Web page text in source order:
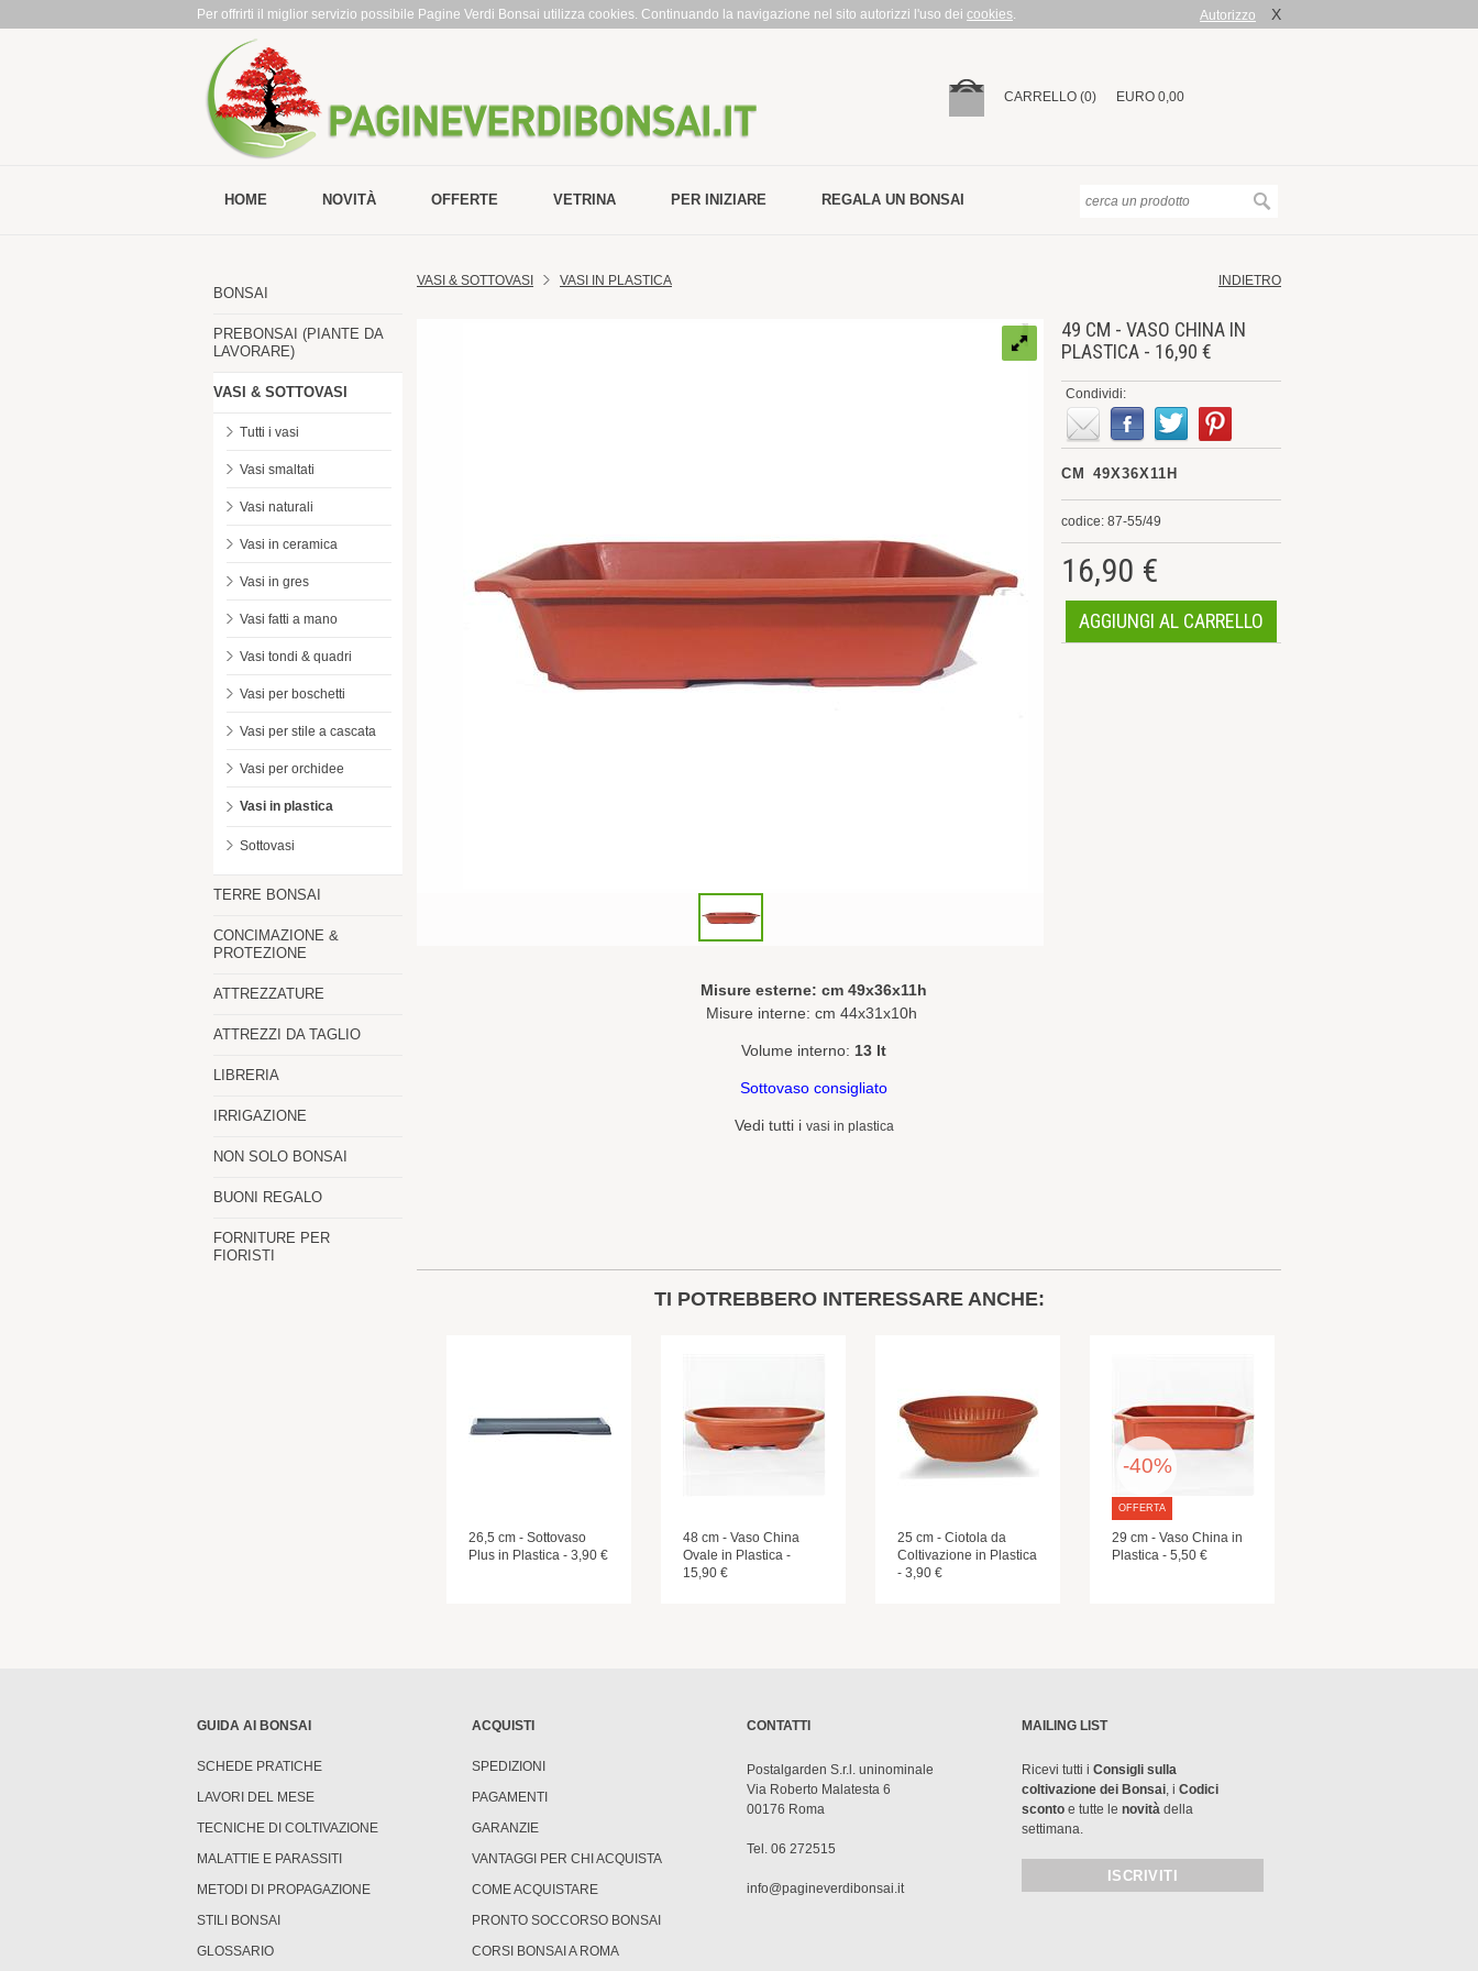
Per offrirti il miglior servizio possibile Pagine Verdi Bonsai utilizza cookies. Continuando la navigazione nel sito autorizzi l'uso dei cookies. Autorizzo X
CARRELLO (0) EURO 0,00
HOME NOVITÀ OFFERTE VETRINA PER INIZIARE REGALA UN BONSAI
BONSAI
PREBONSAI (PIANTE DA
LAVORARE)
VASI & SOTTOVASI
Tutti i vasi
Vasi smaltati
Vasi naturali
Vasi in ceramica
Vasi in gres
Vasi fatti a mano
Vasi tondi & quadri
Vasi per boschetti
Vasi per stile a cascata
Vasi per orchidee
Vasi in plastica
Sottovasi
TERRE BONSAI
CONCIMAZIONE &
PROTEZIONE
ATTREZZATURE
ATTREZZI DA TAGLIO
LIBRERIA
IRRIGAZIONE
NON SOLO BONSAI
BUONI REGALO
FORNITURE PER
FIORISTI
VASI & SOTTOVASI VASI IN PLASTICA INDIETRO
Misure esterne: cm 49x36x11h
Misure interne: cm 44x31x10h
Volume interno: 13 lt
Sottovaso consigliato
Vedi tutti i vasi in plastica
49 CM - VASO CHINA IN
PLASTICA - 16,90 €
Condividi:
CM 49X36X11H
codice: 87-55/49
16,90 €
AGGIUNGI AL CARRELLO
TI POTREBBERO INTERESSARE ANCHE:
26,5 cm - Sottovaso
Plus in Plastica - 3,90 €
48 cm - Vaso China
Ovale in Plastica -
15,90 €
25 cm - Ciotola da
Coltivazione in Plastica
- 3,90 €
OFFERTA
-40%
29 cm - Vaso China in
Plastica - 5,50 €
GUIDA AI BONSAI
SCHEDE PRATICHE
LAVORI DEL MESE
TECNICHE DI COLTIVAZIONE
MALATTIE E PARASSITI
METODI DI PROPAGAZIONE
STILI BONSAI
GLOSSARIO
ACQUISTI
SPEDIZIONI
PAGAMENTI
GARANZIE
VANTAGGI PER CHI ACQUISTA
COME ACQUISTARE
PRONTO SOCCORSO BONSAI
CORSI BONSAI A ROMA
CONTATTI
Postalgarden S.r.l. uninominale
Via Roberto Malatesta 6
00176 Roma
Tel. 06 272515
info@pagineverdibonsai.it
MAILING LIST
Ricevi tutti i Consigli sulla
coltivazione dei Bonsai, i Codici
sconto e tutte le novità della
settimana.